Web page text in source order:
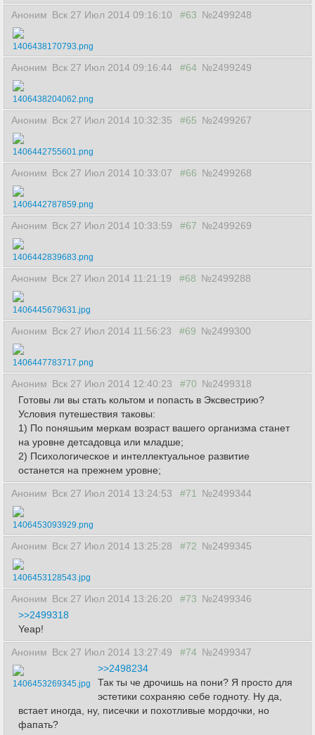
Аноним Вск 27 Июл 2014 09:16:10 #63 №2499248
1406438170793.png
Аноним Вск 27 Июл 2014 09:16:44 #64 №2499249
1406438204062.png
Аноним Вск 27 Июл 2014 10:32:35 #65 №2499267
1406442755601.png
Аноним Вск 27 Июл 2014 10:33:07 #66 №2499268
1406442787859.png
Аноним Вск 27 Июл 2014 10:33:59 #67 №2499269
1406442839683.png
Аноним Вск 27 Июл 2014 11:21:19 #68 №2499288
1406445679631.jpg
Аноним Вск 27 Июл 2014 11:56:23 #69 №2499300
1406447783717.png
Аноним Вск 27 Июл 2014 12:40:23 #70 №2499318
Готовы ли вы стать кольтом и попасть в Эксвестрию?
Условия путешествия таковы:
1) По поняшьим меркам возраст вашего организма станет
на уровне детсадовца или младше;
2) Психологическое и интеллектуальное развитие
останется на прежнем уровне;
Аноним Вск 27 Июл 2014 13:24:53 #71 №2499344
1406453093929.png
Аноним Вск 27 Июл 2014 13:25:28 #72 №2499345
1406453128543.jpg
Аноним Вск 27 Июл 2014 13:26:20 #73 №2499346
>>2499318
Yeap!
Аноним Вск 27 Июл 2014 13:27:49 #74 №2499347
1406453269345.jpg
>>2498234
Так ты че дрочишь на пони? Я просто для
эстетики сохраняю себе годноту. Ну да,
встает иногда, ну, писечки и похотливые мордочки, но
фапать?